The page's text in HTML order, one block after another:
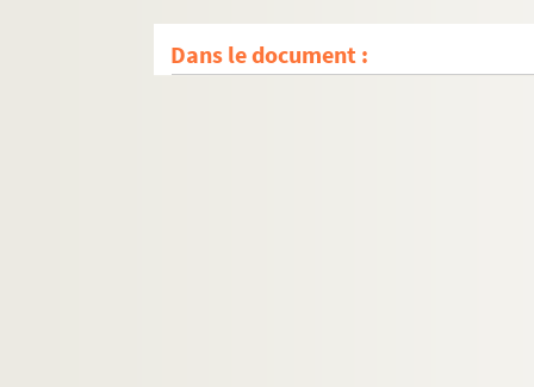
Dans le document :